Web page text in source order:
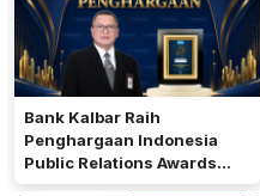
Bank Kalbar Raih
Penghargaan Indonesia
Public Relations Awards
2026